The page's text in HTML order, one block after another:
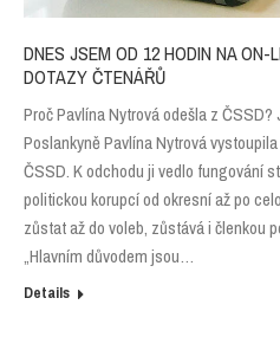
DNES JSEM OD 12 HODIN NA ON-
DOTAZY ČTENÁŘŮ
Proč Pavlína Nytrová odešla z
Poslankyně Pavlína Nytrová
ČSSD. K odchodu ji vedlo fungování
politickou korupcí od okresní až po
zůstat až do voleb, zůstává i členkou
„Hlavním důvodem jsou…
Details